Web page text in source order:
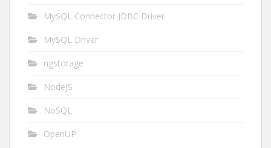
MySQL Connector JDBC Driver
MySQL Driver
ngstorage
NodeJS
NoSQL
OpenUP